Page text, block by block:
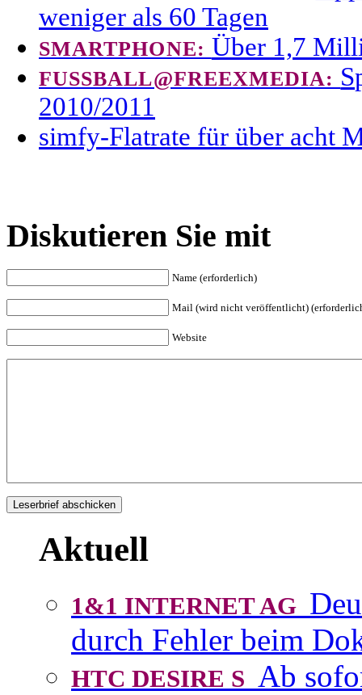
weniger als 60 Tagen
SMARTPHONE: Über 1,7
FUSSBALL@FREEXMEDIA:
2010/2011
simfy-Flatrate für über acht
Diskutieren Sie mit
Name (erforderlich)
Mail (wird nicht veröffentlicht)
Website
Aktuell
1&1 INTERNET AG
durch Fehler beim
HTC DESIRE S Ab